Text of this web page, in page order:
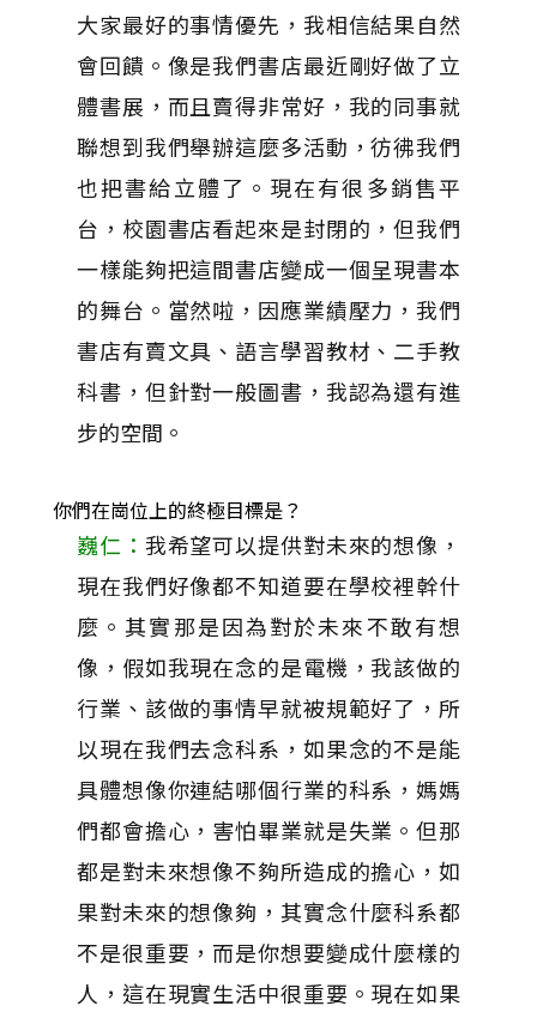
大家最好的事情優先，我相信結果自然
會回饋。像是我們書店最近剛好做了立
體書展，而且賣得非常好，我的同事就
聯想到我們舉辦這麼多活動，彷彿我們
也把書給立體了。現在有很多銷售平
台，校園書店看起來是封閉的，但我們
一樣能夠把這間書店變成一個呈現書本
的舞台。當然啦，因應業績壓力，我們
書店有賣文具、語言學習教材、二手教
科書，但針對一般圖書，我認為還有進
步的空間。
你們在崗位上的終極目標是？
巍仁： 我希望可以提供對未來的想像，
現在我們好像都不知道要在學校裡幹什
麼。其實那是因為對於未來不敢有想
像，假如我現在念的是電機，我該做的
行業、該做的事情早就被規範好了，所
以現在我們去念科系，如果念的不是能
具體想像你連結哪個行業的科系，媽媽
們都會擔心，害怕畢業就是失業。但那
都是對未來想像不夠所造成的擔心，如
果對未來的想像夠，其實念什麼科系都
不是很重要，而是你想要變成什麼樣的
人，這在現實生活中很重要。現在如果